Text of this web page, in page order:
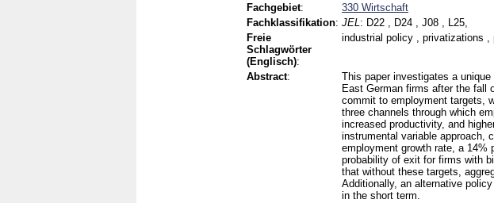
Fachgebiet:
330 Wirtschaft
Fachklassifikation: JEL: D22 , D24 , J08 , L25,
Freie
Schlagwörter
(Englisch):
industrial policy , privatizations ,
Abstract:
This paper investigates a
East German firms after the fall
commit to employment targets,
three channels through which
increased productivity, and
instrumental variable approach,
employment growth rate, a 14%
probability of exit for firms with
that without these targets,
Additionally, an alternative
in the short term.